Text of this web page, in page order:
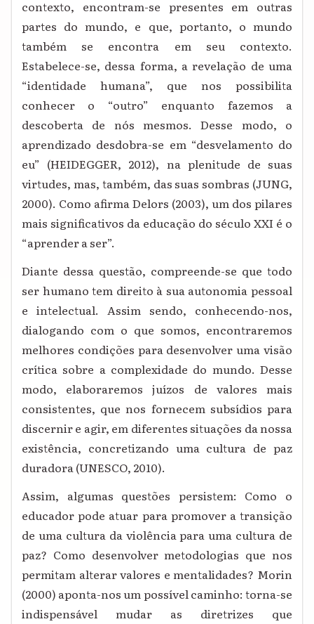
contexto, encontram-se presentes em outras
partes do mundo, e que, portanto, o mundo
também se encontra em seu contexto.
Estabelece-se, dessa forma, a revelação de uma
“identidade humana”, que nos possibilita
conhecer o “outro” enquanto fazemos a
descoberta de nós mesmos. Desse modo, o
aprendizado desdobra-se em “desvelamento do
eu” (HEIDEGGER, 2012), na plenitude de suas
virtudes, mas, também, das suas sombras (JUNG,
2000). Como afirma Delors (2003), um dos pilares
mais significativos da educação do século XXI é o
“aprender a ser”.
Diante dessa questão, compreende-se que todo
ser humano tem direito à sua autonomia pessoal
e intelectual. Assim sendo, conhecendo-nos,
dialogando com o que somos, encontraremos
melhores condições para desenvolver uma visão
crítica sobre a complexidade do mundo. Desse
modo, elaboraremos juízos de valores mais
consistentes, que nos fornecem subsídios para
discernir e agir, em diferentes situações da nossa
existência, concretizando uma cultura de paz
duradora (UNESCO, 2010).
Assim, algumas questões persistem: Como o
educador pode atuar para promover a transição
de uma cultura da violência para uma cultura de
paz? Como desenvolver metodologias que nos
permitam alterar valores e mentalidades? Morin
(2000) aponta-nos um possível caminho: torna-se
indispensável mudar as diretrizes que